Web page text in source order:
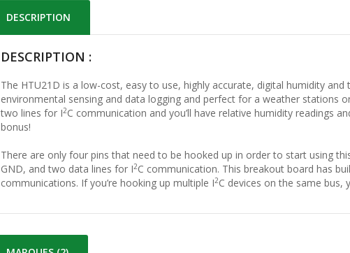
DESCRIPTION
DESCRIPTION :
The HTU21D is a low-cost, easy to use, highly accurate, digital humidity
environmental sensing and data logging and perfect for a weather stations
two lines for I2C communication and you’ll have relative humidity readings
bonus!
There are only four pins that need to be hooked up in order to start using
GND, and two data lines for I2C communication. This breakout board has
communications. If you’re hooking up multiple I2C devices on the same bus,